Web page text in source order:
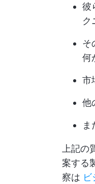
彼
ク
そ
何
市
他
ま
上記
案する
察は